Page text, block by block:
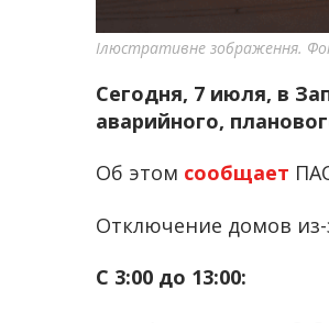
Ілюстративне зображення.
Сегодня, 7 июля, в
аварийного,
Об этом сообщает
Отключение домов из-
С 3:00 до 13:00: